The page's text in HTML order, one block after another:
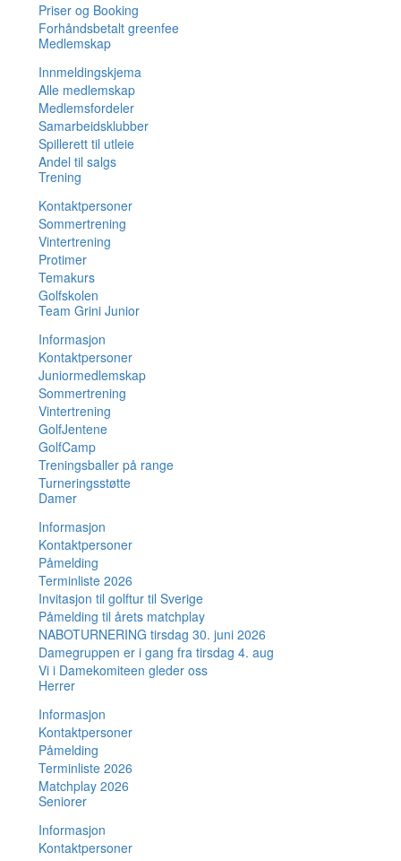
Priser og Booking
Forhåndsbetalt greenfee
Medlemskap
Innmeldingskjema
Alle medlemskap
Medlemsfordeler
Samarbeidsklubber
Spillerett til utleie
Andel til salgs
Trening
Kontaktpersoner
Sommertrening
Vintertrening
Protimer
Temakurs
Golfskolen
Team Grini Junior
Informasjon
Kontaktpersoner
Juniormedlemskap
Sommertrening
Vintertrening
GolfJentene
GolfCamp
Treningsballer på range
Turneringsstøtte
Damer
Informasjon
Kontaktpersoner
Påmelding
Terminliste 2026
Invitasjon til golftur til Sverige
Påmelding til årets matchplay
NABOTURNERING tirsdag 30. juni 2026
Damegruppen er i gang fra tirsdag 4. aug
Vi i Damekomiteen gleder oss
Herrer
Informasjon
Kontaktpersoner
Påmelding
Terminliste 2026
Matchplay 2026
Seniorer
Informasjon
Kontaktpersoner